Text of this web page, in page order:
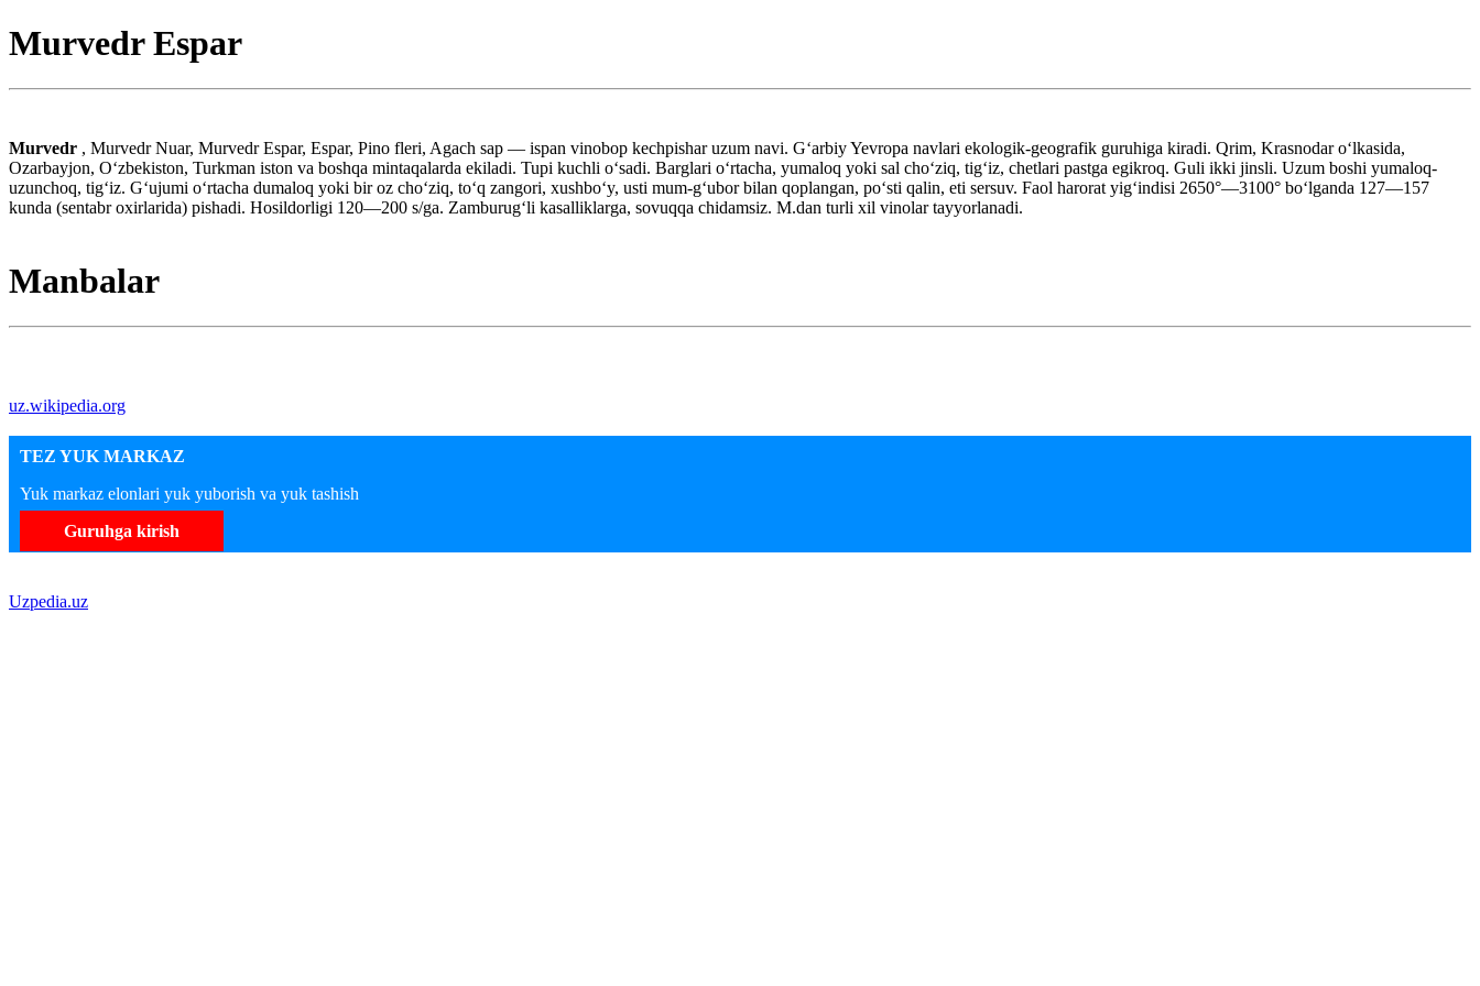
Murvedr Espar
Murvedr , Murvedr Nuar, Murvedr Espar, Espar, Pino fleri, Agach sap — ispan vinobop kechpishar uzum navi. Gʻarbiy Yevropa navlari ekologik-geografik guruhiga kiradi. Qrim, Krasnodar oʻlkasida,
Ozarbayjon, Oʻzbekiston, Turkman iston va boshqa mintaqalarda ekiladi. Tupi kuchli oʻsadi. Barglari oʻrtacha, yumaloq yoki sal choʻziq, tigʻiz, chetlari pastga egikroq. Guli ikki jinsli. Uzum boshi yumaloq-
uzunchoq, tigʻiz. Gʻujumi oʻrtacha dumaloq yoki bir oz choʻziq, toʻq zangori, xushboʻy, usti mum-gʻubor bilan qoplangan, poʻsti qalin, eti sersuv. Faol harorat yigʻindisi 2650°—3100° boʻlganda 127—157
kunda (sentabr oxirlarida) pishadi. Hosildorligi 120—200 s/ga. Zamburugʻli kasalliklarga, sovuqqa chidamsiz. M.dan turli xil vinolar tayyorlanadi.
Manbalar
uz.wikipedia.org
TEZ YUK MARKAZ
Yuk markaz elonlari yuk yuborish va yuk tashish
Guruhga kirish
Uzpedia.uz